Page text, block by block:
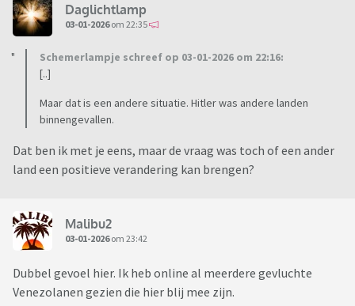
Daglichtlamp
03-01-2026om 22:35
Schemerlampje schreef op 03-01-2026 om 22:16:
[..]
Maar dat is een andere situatie. Hitler was andere landen
binnengevallen.
Dat ben ik met je eens, maar de vraag was toch of een ander
land een positieve verandering kan brengen?
Malibu2
03-01-2026om 23:42
Dubbel gevoel hier. Ik heb online al meerdere gevluchte
Venezolanen gezien die hier blij mee zijn.